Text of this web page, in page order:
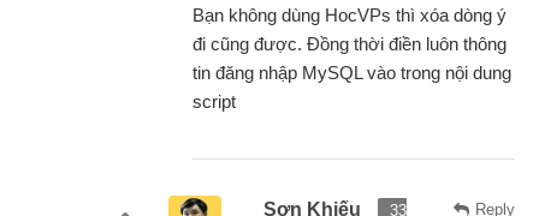
Bạn không dùng HocVPs thì xóa dòng ý
đi cũng được. Đồng thời điền luôn thông
tin đăng nhập MySQL vào trong nội dung
script
Reply
Sơn Khiếu
33